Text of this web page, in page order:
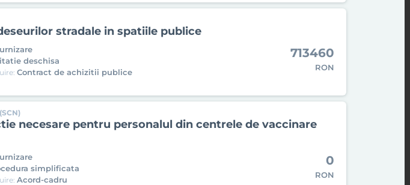
stradale in spatiile publice
deschisa
Contract de achizitii publice
713460
RON
necesare pentru personalul din centrele de vaccinare
simplificata
Acord-cadru
0
RON